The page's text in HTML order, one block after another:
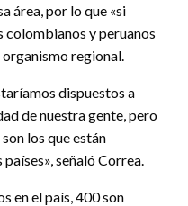
área, por lo que «si
colombianos y peruanos
regional.
dispuestos a
de nuestra gente, pero
los que están
señaló Correa.
en el país, 400 son